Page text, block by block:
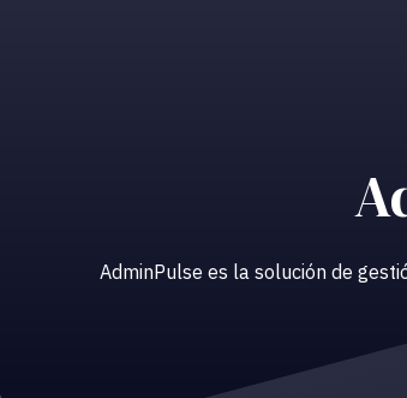
AdminPulse es la solución de